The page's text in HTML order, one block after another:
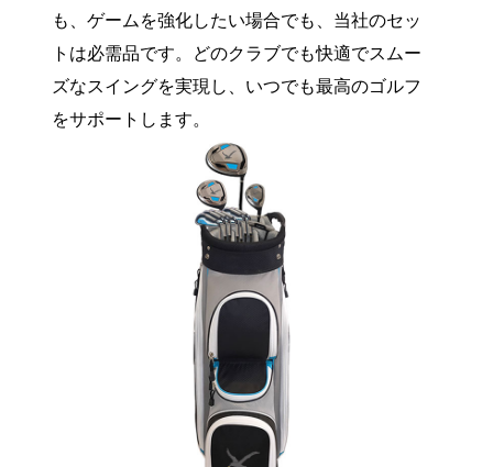
も、ゲームを強化したい場合でも、当社のセッ
トは必需品です。どのクラブでも快適でスムー
ズなスイングを実現し、いつでも最高のゴルフ
をサポートします。